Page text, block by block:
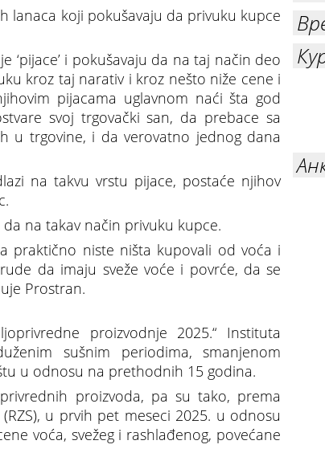
lanaca koji pokušavaju da privuku kupce
‘pijace’ i pokušavaju da na taj način deo
kroz taj narativ i kroz nešto niže cene i
pijacama uglavnom naći šta god
svoj trgovački san, da prebace sa
u trgovine, i da verovatno jednog dana
na takvu vrstu pijace, postaće njihov
na takav način privuku kupce.
praktično niste ništa kupovali od voća i
da imaju sveže voće i povrće, da se
Prostran.
proizvodnje 2025.“ Instituta
sušnim periodima, smanjenom
u odnosu na prethodnih 15 godina.
proizvoda, pa su tako, prema
u prvih pet meseci 2025. u odnosu
voća, svežeg i rashlađenog, povećane